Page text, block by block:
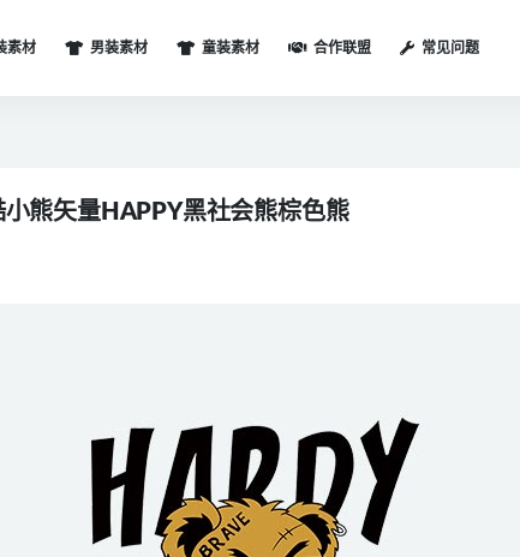
素材 男装素材 童装素材 合作联盟 常见问题
熊矢量HAPPY黑社会熊棕色熊